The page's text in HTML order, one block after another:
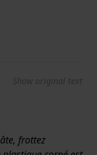
Show original text
frottez